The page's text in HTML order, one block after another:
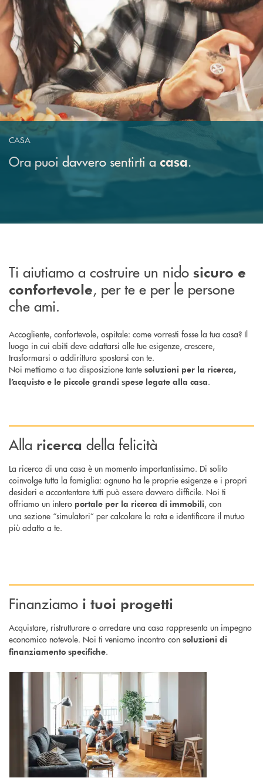
CASA
Ora puoi davvero sentirti a casa.
Ti aiutiamo a costruire un nido sicuro e
confortevole, per te e per le persone
che ami.
Accogliente, confortevole, ospitale: come vorresti fosse la tua casa? Il
luogo in cui abiti deve adattarsi alle tue esigenze, crescere,
trasformarsi o addirittura spostarsi con te.
Noi mettiamo a tua disposizione tante soluzioni per la ricerca,
l’acquisto e le piccole grandi spese legate alla casa.
Alla ricerca della felicità
La ricerca di una casa è un momento importantissimo. Di solito
coinvolge tutta la famiglia: ognuno ha le proprie esigenze e i propri
desideri e accontentare tutti può essere davvero difficile. Noi ti
offriamo un intero portale per la ricerca di immobili, con
una sezione “simulatori” per calcolare la rata e identificare il mutuo
più adatto a te.
Finanziamo i tuoi progetti
Acquistare, ristrutturare o arredare una casa rappresenta un impegno
economico notevole. Noi ti veniamo incontro con soluzioni di
finanziamento specifiche.
Scopri di più Mutuo Casa : per finanziare l'acquisto, la costruzione e la